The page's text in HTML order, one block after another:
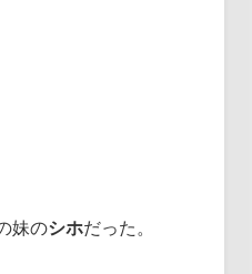
妹のシホだった。